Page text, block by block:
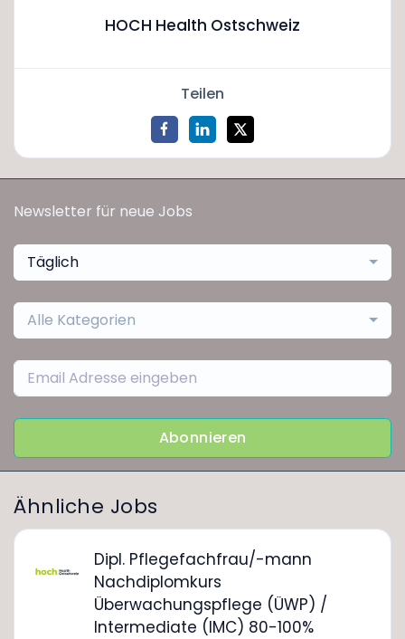
HOCH Health Ostschweiz
Teilen
Newsletter für neue Jobs
Täglich
Alle Kategorien
Abonnieren
Ähnliche Jobs
Dipl. Pflegefachfrau/-mann
Nachdiplomkurs
Überwachungspflege (ÜWP) /
Intermediate (IMC) 80-100%